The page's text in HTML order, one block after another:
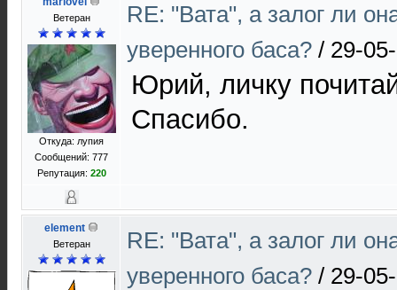
Ветеран
Откуда: лупия
Сообщений: 777
Репутация: 220
RE: "Вата", а залог ли
уверенного баса? / 29-
Юрий, личку
Спасибо.
element
Ветеран
RE: "Вата", а залог ли
уверенного баса? / 29-